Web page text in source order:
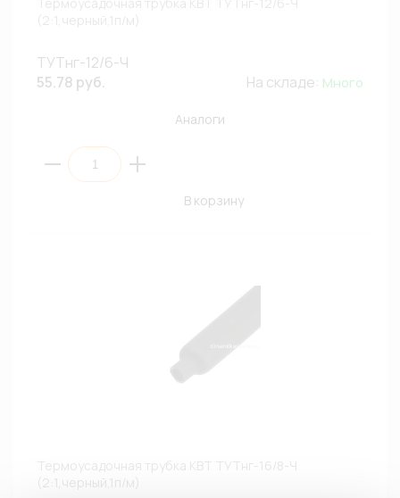
ТУТнг-12/6-Ч
55.78 руб.
На складе: Много
Аналоги
В корзину
Термоусадочная трубка КВТ ТУТнг-16/8-Ч
(2:1,черный,1п/м)